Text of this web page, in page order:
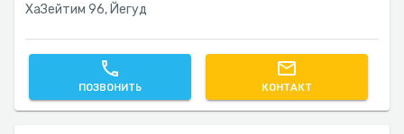
ХаЗейтим 96, Йегуд
ПОЗВОНИТЬ КОНТАКТ